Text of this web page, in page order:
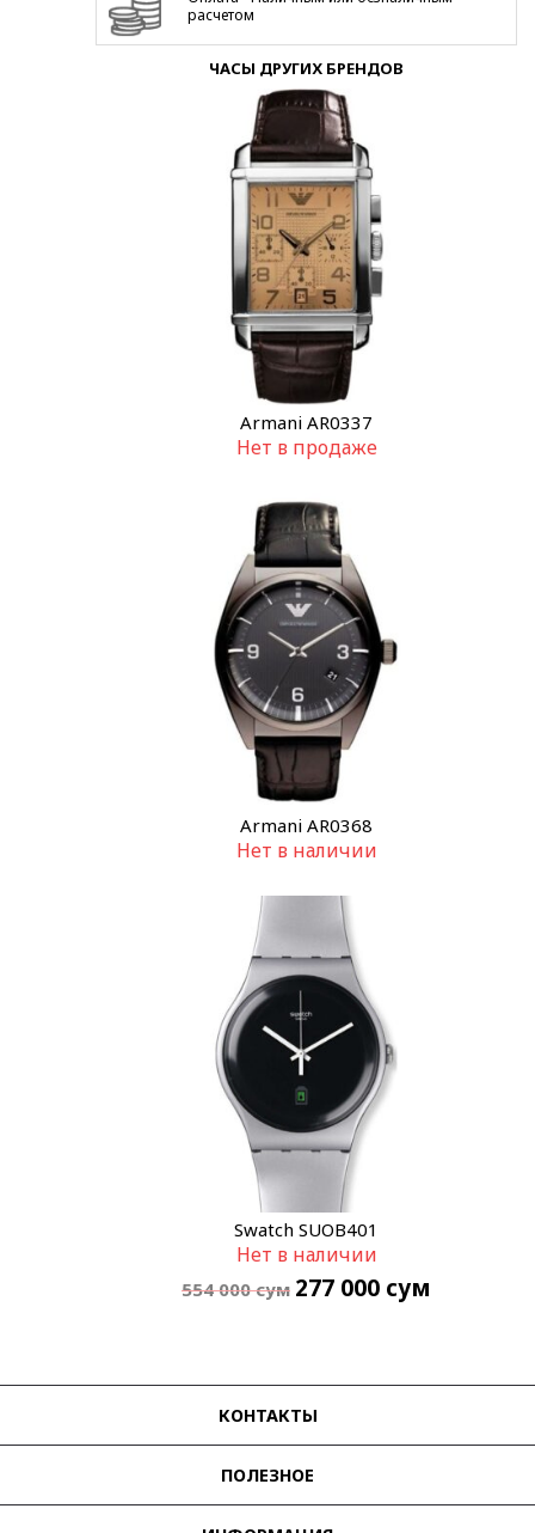
расчетом
ЧАСЫ ДРУГИХ БРЕНДОВ
Armani AR0337
Нет в продаже
Armani AR0368
Нет в наличии
Swatch SUOB401
Нет в наличии
554 000сум 277 000 сум
КОНТАКТЫ
ПОЛЕЗНОЕ